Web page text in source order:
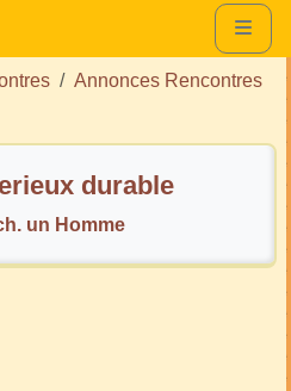
Annonces Rencontres
durable
un Homme